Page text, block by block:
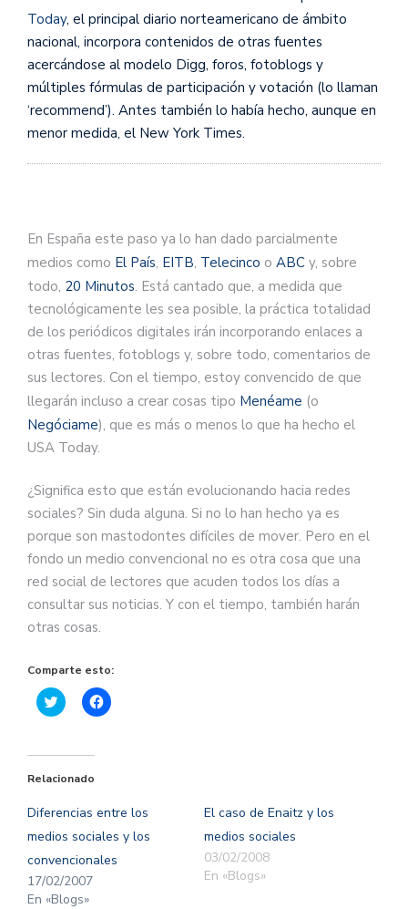
Today, el principal diario norteamericano de ámbito
nacional, incorpora contenidos de otras fuentes
acercándose al modelo Digg, foros, fotoblogs y
múltiples fórmulas de participación y votación (lo llaman
‘recommend’). Antes también lo había hecho, aunque en
menor medida, el New York Times.
En España este paso ya lo han dado parcialmente
medios como El País, EITB, Telecinco o ABC y, sobre
todo, 20 Minutos. Está cantado que, a medida que
tecnológicamente les sea posible, la práctica totalidad
de los periódicos digitales irán incorporando enlaces a
otras fuentes, fotoblogs y, sobre todo, comentarios de
sus lectores. Con el tiempo, estoy convencido de que
llegarán incluso a crear cosas tipo Menéame (o
Negóciame), que es más o menos lo que ha hecho el
USA Today.
¿Significa esto que están evolucionando hacia redes
sociales? Sin duda alguna. Si no lo han hecho ya es
porque son mastodontes difíciles de mover. Pero en el
fondo un medio convencional no es otra cosa que una
red social de lectores que acuden todos los días a
consultar sus noticias. Y con el tiempo, también harán
otras cosas.
Comparte esto:
Haz
clic
Twitter
abre
una
ventana
nueva)
Haz
clic
una
ventana
nueva)
Relacionado
Diferencias entre los
medios sociales y los
convencionales
17/02/2007
En «Blogs»
El caso de Enaitz y los
medios sociales
03/02/2008
En «Blogs»